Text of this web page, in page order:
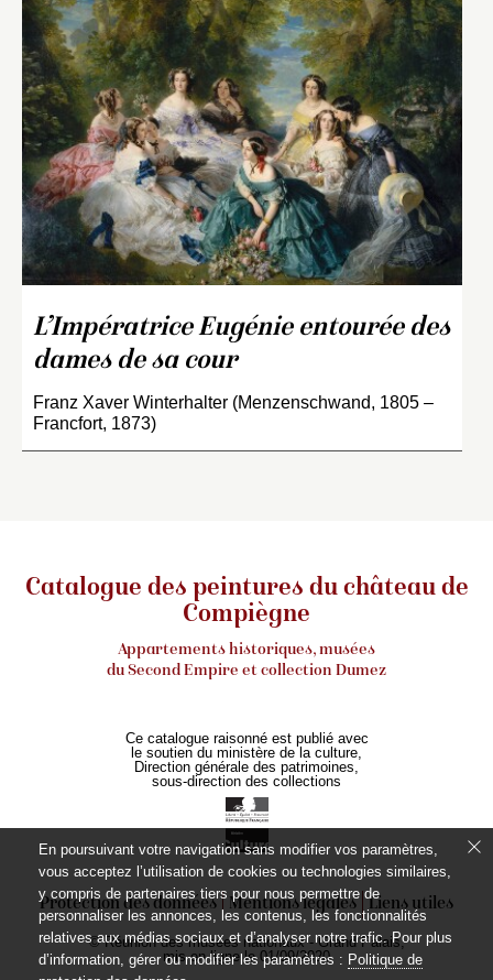
L’Impératrice Eugénie entourée des
dames de sa cour
Franz Xaver Winterhalter (Menzenschwand, 1805 –
Francfort, 1873)
Catalogue des peintures du château de
Compiègne
Appartements historiques, musées
du Second Empire et collection Dumez
Ce catalogue raisonné est publié avec
le soutien du ministère de la culture,
Direction générale des patrimoines,
sous-direction des collections
Protection des données Mentions légales Liens utiles
© Réunion des musées nationaux - Grand Palais,
mis en ligne le 01/09/2020
En poursuivant votre navigation sans modifier vos paramètres,
vous acceptez l’utilisation de cookies ou technologies similaires,
y compris de partenaires tiers pour nous permettre de
personnaliser les annonces, les contenus, les fonctionnalités
relatives aux médias sociaux et d’analyser notre trafic. Pour plus
d’information, gérer ou modifier les paramètres : Politique de